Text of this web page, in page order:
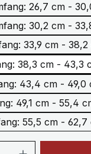
3XS
30,2 cm -
33,9 cm - 38,2
38,3 cm - 43,3
43,4 cm - 49,0
49,1 cm - 55,4
XL Brustumfang: 55,5 cm